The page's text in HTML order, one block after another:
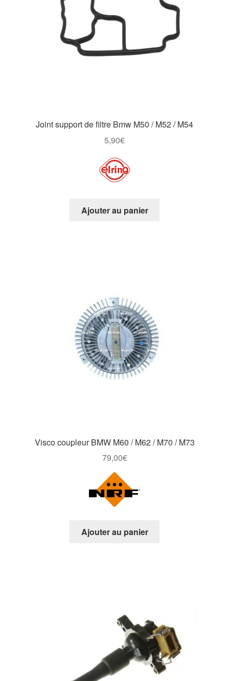
Joint support de filtre Bmw M50 / M52 / M54
5,90€
Ajouter au panier
Visco coupleur BMW M60 / M62 / M70 / M73
79,00€
Ajouter au panier